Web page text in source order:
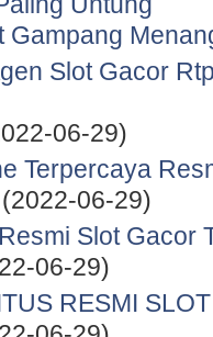
Gampang
Slot Gacor
06-29)
Terpercaya
(2022-06-29)
Slot Gacor
06-29)
RESMI